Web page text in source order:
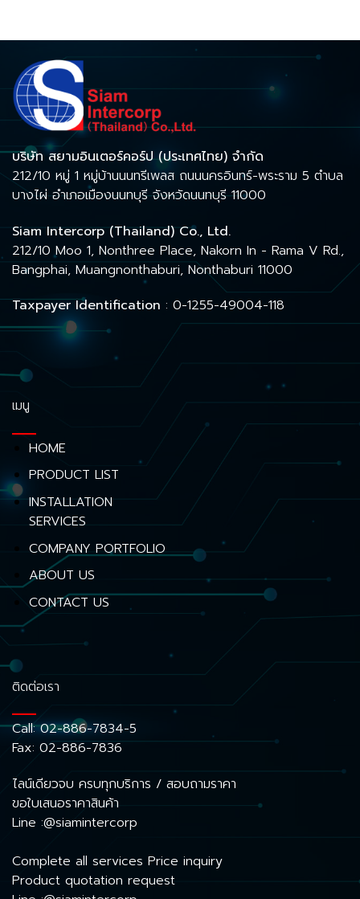
บริษัท สยามอินเตอร์คอร์ป (ประเทศไทย) จำกัด
212/10 หมู่ 1 หมู่บ้านนนทรีเพลส ถนนนครอินทร์-พระราม 5 ตำบล
บางไผ่ อำเภอเมืองนนทบุรี จังหวัดนนทบุรี 11000
Siam Intercorp (Thailand) Co., Ltd.
212/10 Moo 1, Nonthree Place, Nakorn In - Rama V Rd.,
Bangphai, Muangnonthaburi, Nonthaburi 11000
Taxpayer Identification : 0-1255-49004-118
เมนู
HOME
PRODUCT LIST
INSTALLATION
SERVICES
COMPANY PORTFOLIO
ABOUT US
CONTACT US
ติดต่อเรา
Call:02-886-7834-5
Fax: 02-886-7836
ไลน์เดียวจบ ครบทุกบริการ / สอบถามราคา
ขอใบเสนอราคาสินค้า
Line :@siamintercorp
Complete all services Price inquiry
Product quotation request